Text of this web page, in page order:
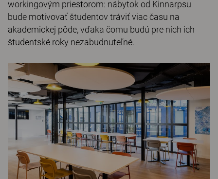
workingovým priestorom: nábytok od Kinnarpsu
bude motivovať študentov tráviť viac času na
akademickej pôde, vďaka čomu budú pre nich ich
študentské roky nezabudnuteľné.